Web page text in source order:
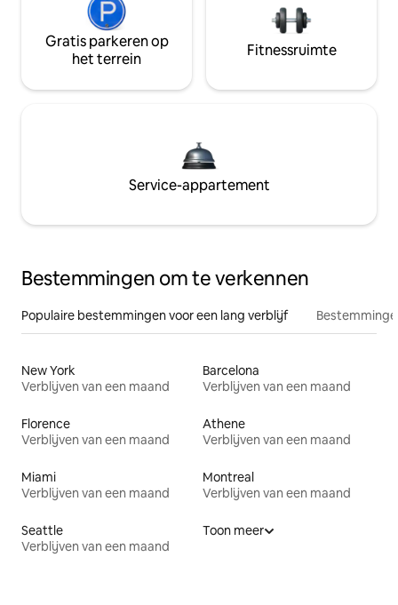
Gratis parkeren op
het terrein
Fitnessruimte
Service-appartement
Bestemmingen om te verkennen
Populaire bestemmingen voor een lang verblijf
New York
Verblijven van een maand
Barcelona
Verblijven van een maand
Florence
Verblijven van een maand
Athene
Verblijven van een maand
Miami
Verblijven van een maand
Montreal
Verblijven van een maand
Seattle
Verblijven van een maand
Toon meer